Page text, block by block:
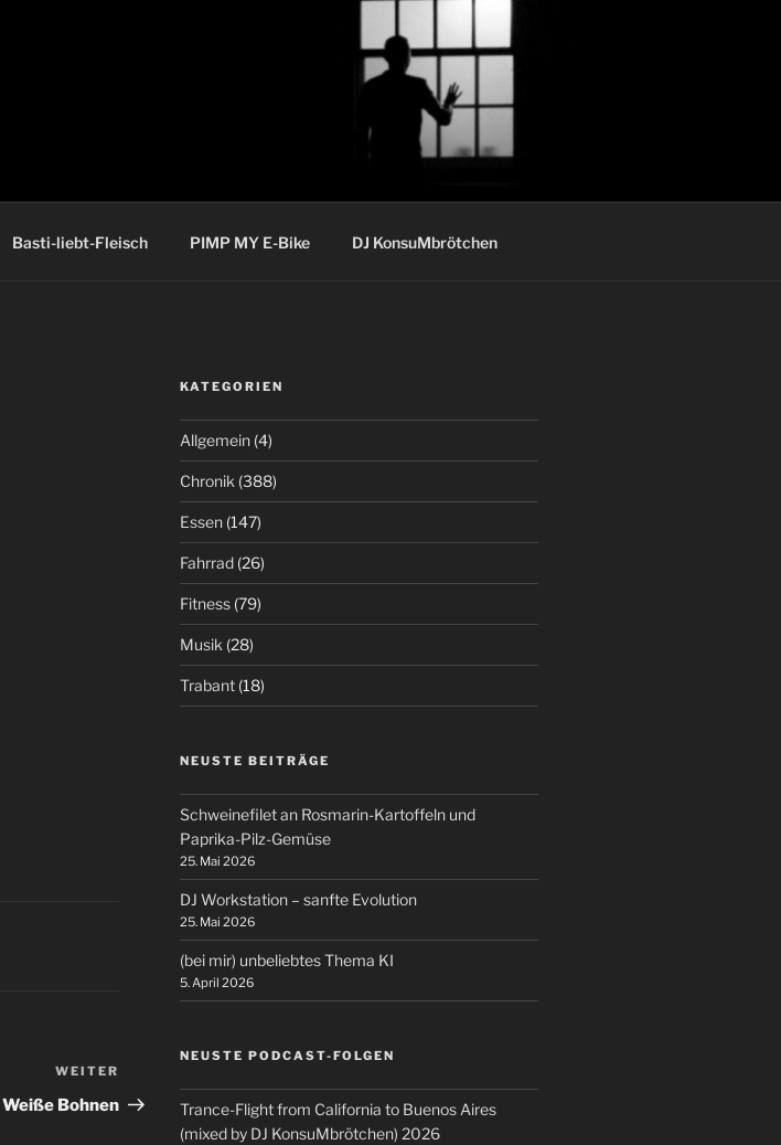
Basti-liebt-Fleisch PIMP MY E-Bike DJ KonsuMbrötchen
Beitrag
WEITER
Weiße Bohnen
KATEGORIEN
Allgemein(4)
Chronik (388)
Essen(147)
Fahrrad(26)
Fitness(79)
Musik (28)
Trabant(18)
NEUSTE BEITRÄGE
Schweinefilet an Rosmarin-Kartoffeln und
Paprika-Pilz-Gemüse
25. Mai 2026
DJ Workstation – sanfte Evolution
25. Mai 2026
(bei mir) unbeliebtes Thema KI
5. April 2026
NEUSTE PODCAST-FOLGEN
Trance-Flight from California to Buenos Aires
(mixed by DJ KonsuMbrötchen) 2026